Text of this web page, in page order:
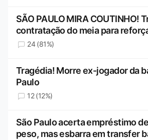
SÃO PAULO MIRA COUTINHO!
contratação do meia para
24 (81%)
Tragédia! Morre ex-jogador da
Paulo
12 (12%)
São Paulo acerta empréstimo
peso, mas esbarra em transfer